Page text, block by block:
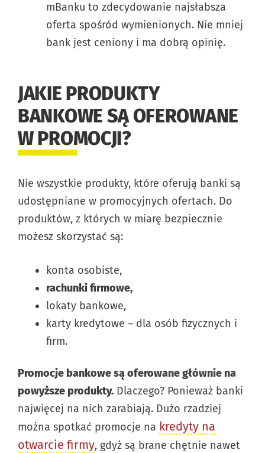
mBanku to zdecydowanie najsłabsza
oferta spośród wymienionych. Nie mniej
bank jest ceniony i ma dobrą opinię.
JAKIE PRODUKTY
BANKOWE SĄ OFEROWANE
W PROMOCJI?
Nie wszystkie produkty, które oferują banki są
udostępniane w promocyjnych ofertach. Do
produktów, z których w miarę bezpiecznie
możesz skorzystać są:
konta osobiste,
rachunki firmowe,
lokaty bankowe,
karty kredytowe – dla osób fizycznych i
firm.
Promocje bankowe są oferowane głównie na
powyższe produkty. Dlaczego? Ponieważ banki
najwięcej na nich zarabiają. Dużo rzadziej
można spotkać promocje na kredyty na
otwarcie firmy, gdyż są brane chętnie nawet